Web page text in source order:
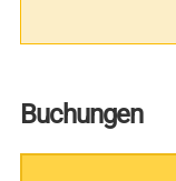
Buchungen